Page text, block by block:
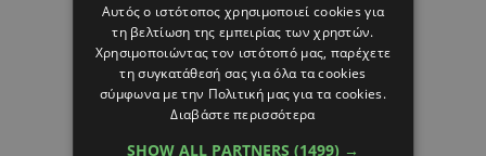
Αυτός ο ιστότοπος χρησιμοποιεί cookies για
τη βελτίωση της εμπειρίας των χρηστών.
Χρησιμοποιώντας τον ιστότοπό μας, παρέχετε
τη συγκατάθεσή σας για όλα τα cookies
σύμφωνα με την Πολιτική μας για τα cookies.
Διαβάστε περισσότερα
SHOW ALL PARTNERS (1499) →